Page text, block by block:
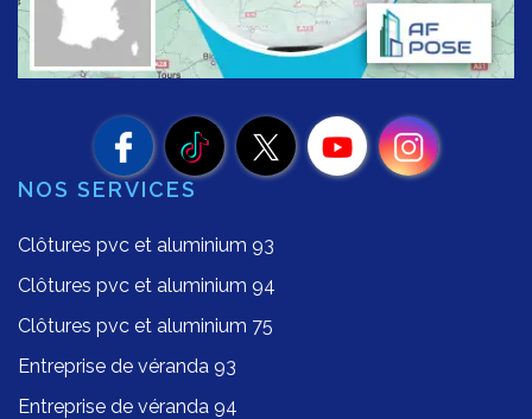
NOS SERVICES
Clôtures pvc et aluminium 93
Clôtures pvc et aluminium 94
Clôtures pvc et aluminium 75
Entreprise de véranda 93
Entreprise de véranda 94